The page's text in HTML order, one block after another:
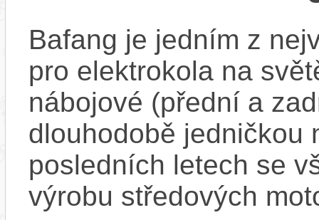
Bafang je jedním z
pro elektrokola na
nábojové (přední a
dlouhodobě jedničkou
posledních letech se
výrobu středových